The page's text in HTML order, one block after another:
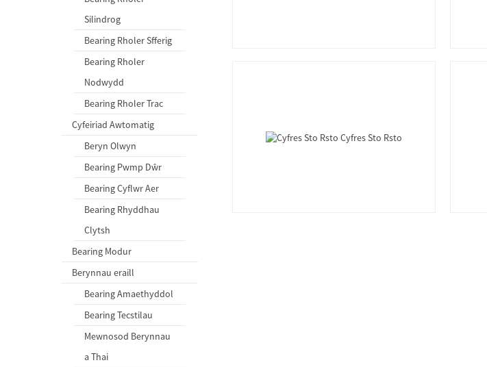
Silindrog
Bearing Rholer Sfferig
Bearing Rholer
Nodwydd
Bearing Rholer Trac
Cyfeiriad Awtomatig
Beryn Olwyn
Bearing Pwmp Dŵr
Bearing Cyflwr Aer
Bearing Rhyddhau
Clytsh
Bearing Modur
Berynnau eraill
Bearing Amaethyddol
Bearing Tecstilau
Mewnosod Berynnau
a Thai